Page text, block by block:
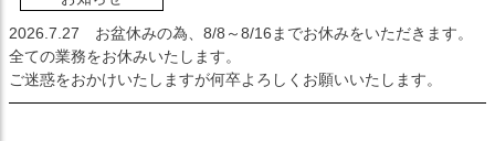
2026.7.27 お盆休みの為、8/8～8/16までお休みをいただきます。
全ての業務をお休みいたします。
ご迷惑をおかけいたしますが何卒よろしくお願いいたします。